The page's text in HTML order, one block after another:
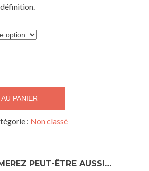
PANIER
: Non classé
PEUT-ÊTRE AUSSI…